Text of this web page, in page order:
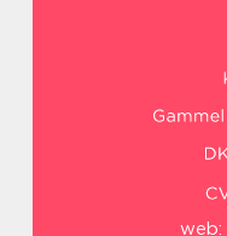
web: